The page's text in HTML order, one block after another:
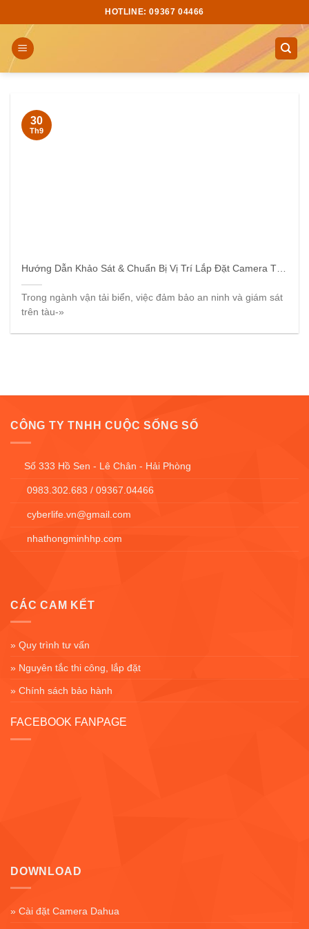
to
content
HOTLINE: 09367 04466
Trong ngành vận tải biển, việc đảm bảo an ninh và giám sát
trên tàu-»
30
Th9
CÔNG TY TNHH CUỘC SỐNG SỐ
Số 333 Hồ Sen - Lê Chân - Hải Phòng
0983.302.683 / 09367.04466
cyberlife.vn@gmail.com
nhathongminhhp.com
CÁC CAM KẾT
» Quy trình tư vấn
» Nguyên tắc thi công, lắp đặt
» Chính sách bảo hành
FACEBOOK FANPAGE
DOWNLOAD
» Cài đặt Camera Dahua